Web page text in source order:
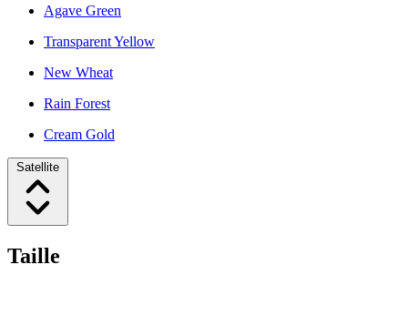
Agave Green
Transparent Yellow
New Wheat
Rain Forest
Cream Gold
Satellite
Taille